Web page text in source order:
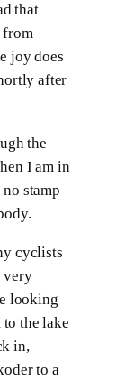
that
from
joy does
after
the
I am in
stamp
cyclists
very
looking
the lake
in,
to a